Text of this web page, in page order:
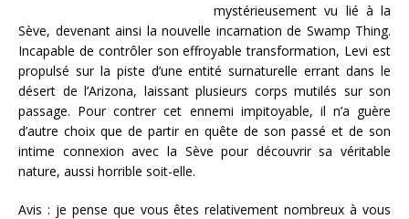
mystérieusement vu lié à la
Sève, devenant ainsi la nouvelle incarnation de Swamp Thing.
Incapable de contrôler son effroyable transformation, Levi est
propulsé sur la piste d’une entité surnaturelle errant dans le
désert de l’Arizona, laissant plusieurs corps mutilés sur son
passage. Pour contrer cet ennemi impitoyable, il n’a guère
d’autre choix que de partir en quête de son passé et de son
intime connexion avec la Sève pour découvrir sa véritable
nature, aussi horrible soit-elle.
Avis : je pense que vous êtes relativement nombreux à vous